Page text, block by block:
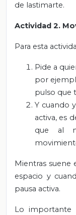
de lastimarte.
Actividad 2.
Para esta
Pide a
por
pulso que
Y cuando
activa, es
que al
Mientras
espacio y
pausa activa.
Lo importante